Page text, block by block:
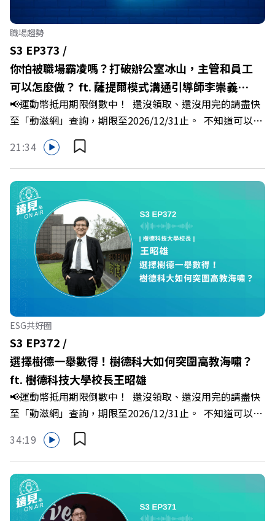
化傳統作物為高價值的精品品牌？🔺如何將自身的失敗學，
轉化為凝聚團隊與縣民認同感的力量？🔺在迎向黃金十年的
新局下，嘉義如何打造子弟能安心安居的未來？ 主持人／
遠見雜誌副社長兼遠見智庫總編輯 李建興 與談人／嘉義縣
縣長 翁章梁、立法委員 蔡易餘、財信傳媒集團董事長 謝金
河、紙風車劇團創辦人 李永豐、嘉義縣人力發展所所長 許
喻理+++++🎂歡慶遠見40歲生日！手速搶下破天荒的獨家
優惠>>>https://gvmkt.pse.is/9e5pbz✨關注《遠見》更多
的社群：LINE：https://reurl.cc/A4ELQpIG：
https://bit.ly/3AjBWNVYT：https://bit.ly/38jNi9k
職場趨勢
S3 EP373 /
你怕被職場霸凌嗎？打破辦公室冰山，主管和員工
可以怎麼做？ ft. 薩提爾模式溝通引導師李崇義、
謝佳芸
📢運動幣抵用期限倒數中！ 還沒領取、還沒用完的請盡快
至「動滋網」查詢，期限至2026/12/31止。 不知道可以在
哪裡使用嗎？ 上「動滋網」【合作店家】專區，全台五千
多家合作業者任你選，馬上來找適用地點！ ➡️
https://fstry.pse.is/9epct2 —— 以上為 FMTaiwan 與
Firstory Podcast 廣告 —— 你常在職場中感到焦慮、害怕
犯錯，甚至覺得自己正遭受不友善的對待或霸凌嗎？當工作
中的人際摩擦、怕輸怕失敗的緊繃感成為日常，我們不能只
是委屈討好或一味逃避，更需要學會看透人際互動底層的
「職場冰山」。 本集《遠見 ON AIR》邀請到薩提爾模式溝
通引導師、天下文化新書《透視職場冰山》作者李崇義與謝
佳芸老師，帶你透過「冰山理論」拆解職場上的對立與衝
突，學會用「好奇」代替「批判」。即使在變動快速的AI時
代，也能幫自己打造不被成敗輕易定義的強韌自我。 🔺 職
場衝突與霸凌從何而來？🔺 如何用「冰山對話」看穿主管
焦慮，將對立化為合作？🔺 怎麼做到「好奇少一點、批判
少一點」？🔺 面對AI時代的職涯焦慮，如何把自我價值打
分權拿回手裡？ +++++📓《透視職場冰山》新書介紹
>>>https://bookzone.cwgv.com.tw/book/BWL108🎂歡
慶遠見40歲生日！手速搶下破天荒的獨家優惠
>>>https://gvmkt.pse.is/9e5pbz✨關注《遠見》更多的社
群：LINE：https://reurl.cc/A4ELQpIG：
Powered by Firstory Hosting
21:34
ESG共好圈
S3 EP372 /
選擇樹德一舉數得！樹德科大如何突圍高教海嘯？
ft. 樹德科技大學校長王昭雄
📢運動幣抵用期限倒數中！ 還沒領取、還沒用完的請盡快
至「動滋網」查詢，期限至2026/12/31止。 不知道可以在
哪裡使用嗎？ 上「動滋網」【合作店家】專區，全台五千
多家合作業者任你選，馬上來找適用地點！ ➡️
https://fstry.pse.is/9epct2 —— 以上為 FMTaiwan 與
Firstory Podcast 廣告 —— 在少子化浪潮、私校面臨退場
海嘯的嚴峻考驗下，南台灣的技職學校該如何轉型突圍？
本集《遠見ON AIR》邀請到樹德科技大學校長王昭雄，帶
34:19